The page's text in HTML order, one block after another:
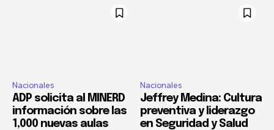
Nacionales
ADP solicita al MINERD
información sobre las
1,000 nuevas aulas
Nacionales
Jeffrey Medina: Cultura
preventiva y liderazgo
en Seguridad y Salud